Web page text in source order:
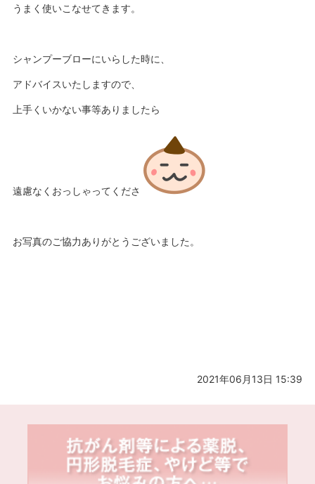
うまく使いこなせてきます。
シャンプーブローにいらした時に、
アドバイスいたしますので、
上手くいかない事等ありましたら
遠慮なくおっしゃってくださ
お写真のご協力ありがとうございました。
2021年06月13日 15:39